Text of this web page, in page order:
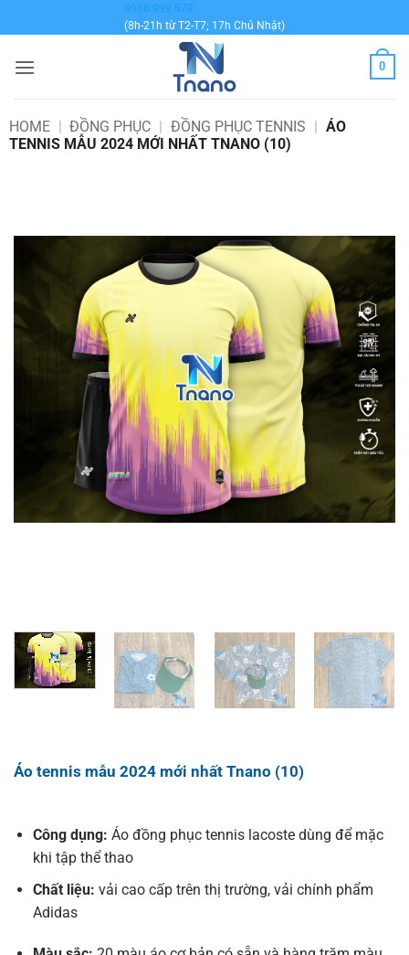
qua
dung
0936 999 878
(8h-21h từ T2-T7; 17h Chủ Nhật)
0
HOME | ĐỒNG PHỤC | ĐỒNG PHỤC TENNIS | ÁO
TENNIS MẪU 2024 MỚI NHẤT TNANO (10)
Áo tennis mẫu 2024 mới nhất Tnano (10)
Công dụng: Áo đồng phục tennis lacoste dùng để mặc
khi tập thể thao
Chất liệu: vải cao cấp trên thị trường, vải chính phẩm
Adidas